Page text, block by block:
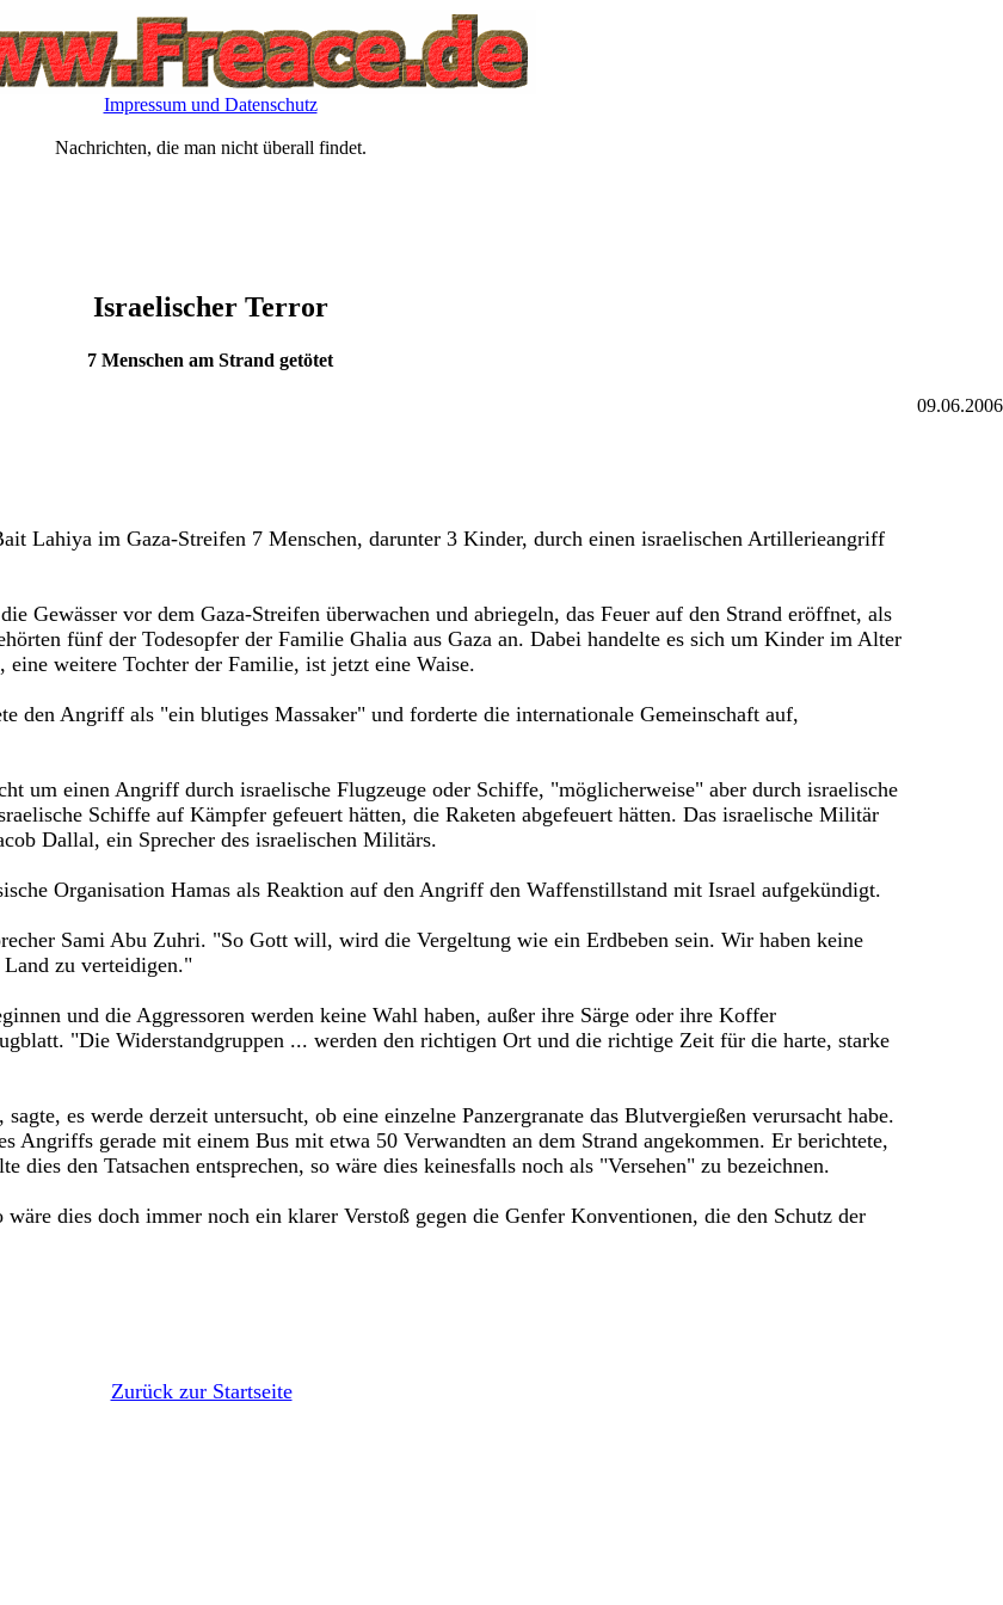
Impressum und Datenschutz
Nachrichten, die man nicht überall findet.
Israelischer Terror
7 Menschen am Strand getötet
Lahiya im Gaza-Streifen 7 Menschen, darunter 3 Kinder, durch einen israelischen Artillerieangriff
Gewässer vor dem Gaza-Streifen überwachen und abriegeln, das Feuer auf den Strand eröffnet, als
fünf der Todesopfer der Familie Ghalia aus Gaza an. Dabei handelte es sich um Kinder im Alter
weitere Tochter der Familie, ist jetzt eine Waise.
den Angriff als "ein blutiges Massaker" und forderte die internationale Gemeinschaft auf,
um einen Angriff durch israelische Flugzeuge oder Schiffe, "möglicherweise" aber durch israelische
Schiffe auf Kämpfer gefeuert hätten, die Raketen abgefeuert hätten. Das israelische Militär
Dallal, ein Sprecher des israelischen Militärs.
Organisation Hamas als Reaktion auf den Angriff den Waffenstillstand mit Israel aufgekündigt.
Sami Abu Zuhri. "So Gott will, wird die Vergeltung wie ein Erdbeben sein. Wir haben keine
zu verteidigen."
und die Aggressoren werden keine Wahl haben, außer ihre Särge oder ihre Koffer
"Die Widerstandgruppen ... werden den richtigen Ort und die richtige Zeit für die harte, starke
es werde derzeit untersucht, ob eine einzelne Panzergranate das Blutvergießen verursacht habe.
Angriffs gerade mit einem Bus mit etwa 50 Verwandten an dem Strand angekommen. Er berichtete,
dies den Tatsachen entsprechen, so wäre dies keinesfalls noch als "Versehen" zu bezeichnen.
dies doch immer noch ein klarer Verstoß gegen die Genfer Konventionen, die den Schutz der
Zurück zur Startseite